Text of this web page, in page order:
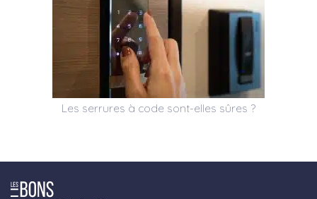
Les serrures à code sont-elles sûres ?